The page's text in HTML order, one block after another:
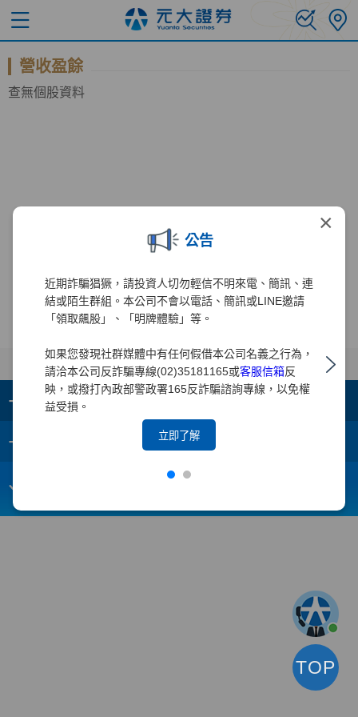
×
公告
近期詐騙猖獗，請投資人切勿輕信不明來電、簡訊、連
結或陌生群組。本公司不會以電話、簡訊或LINE邀請
「領取飆股」、「明牌體驗」等。
如果您發現社群媒體中有任何假借本公司名義之行為，
請洽本公司反詐騙專線(02)35181165或客服信箱反
映，或撥打內政部警政署165反詐騙諮詢專線，以免權
益受損。
立即了解
營收盈餘
查無個股資料
+ 集團成員
+
webmaster@yuanta.com
TOP